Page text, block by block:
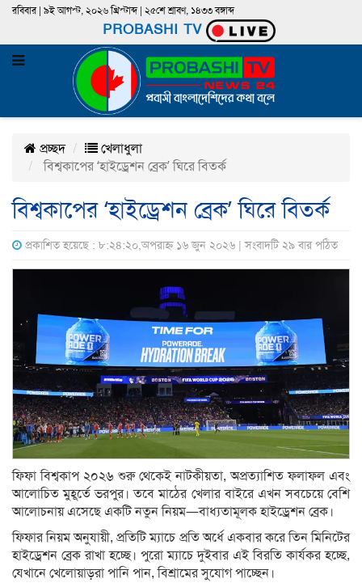
রবিবার | ৯ই আগস্ট, ২০২৬ খ্রিস্টাব্দ | ২৫শে শ্রাবণ, ১৪৩৩ বঙ্গাব্দ
PROBASHI TV
প্রচ্ছদ
খেলাধুলা
বিশ্বকাপের ‘হাইড্রেশন ব্রেক’ ঘিরে বিতর্ক
বিশ্বকাপের ‘হাইড্রেশন ব্রেক’ ঘিরে বিতর্ক
প্রকাশিত হয়েছে : ৮:২৪:২০,অপরাহ্ন ১৬ জুন ২০২৬ | সংবাদটি ২৯ বার পঠিত
ফিফা বিশ্বকাপ ২০২৬ শুরু থেকেই নাটকীয়তা, অপ্রত্যাশিত ফলাফল এবং
আলোচিত মুহূর্তে ভরপুর। তবে মাঠের খেলার বাইরে এখন সবচেয়ে বেশি
আলোচনায় এসেছে একটি নতুন নিয়ম—বাধ্যতামূলক হাইড্রেশন ব্রেক।
ফিফার নিয়ম অনুযায়ী, প্রতিটি ম্যাচে প্রতি অর্ধে একবার করে তিন মিনিটের
হাইড্রেশন ব্রেক রাখা হচ্ছে। পুরো ম্যাচে দুইবার এই বিরতি কার্যকর হচ্ছে,
যেখানে খেলোয়াড়রা পানি পান, বিশ্রামের সুযোগ পাচ্ছেন।